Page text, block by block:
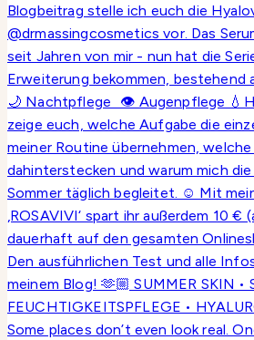
Some places don’t even look real.